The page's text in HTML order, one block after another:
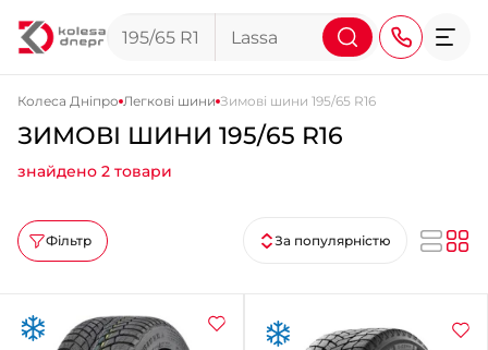
+38 (095) 276-44-44
+38 (067) 911-14-14
- на Щепкіна
Колеса Дніпро Легкові шини Зимові шини 195/65 R16
ЗИМОВІ ШИНИ 195/65 R16
знайдено 2 товари
Фільтр За популярністю